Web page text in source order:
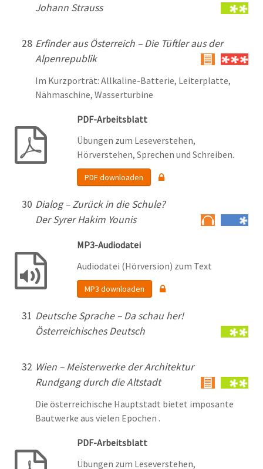
Johann Strauss
28 Erfinder aus Österreich – Die Tüftler aus der
Alpenrepublik
Im Kurzporträt: Allkaline-Batterie, Leiterplatte,
Nähmaschine, Wasserturbine
PDF-Arbeitsblatt
Übungen zum Leseverstehen,
Hörverstehen, Sprechen und Schreiben.
PDF downloaden
30 Dialog – Zurück in die Schule?
Der Syrer Hakim Younis
MP3-Audiodatei
Audiodatei (Hörversion) zum Text
MP3 downloaden
31 Deutsche Sprache – Da schau her!
Österreichisches Deutsch
32 Wien – Meisterwerke der Architektur
Rundgang durch die Altstadt
Die österreichische Hauptstadt bietet imposante
Bautwerke aus vielen Epochen .
PDF-Arbeitsblatt
Übungen zum Leseverstehen,